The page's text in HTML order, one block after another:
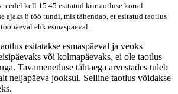
reedel kell 15.45 esitatud kiirtaotluse korral
ajaks 8 töö tundi, mis tähendab, et esitatud taotlus
ehk esmaspäeval.
esitatakse esmaspäeval ja veoks
või kolmapäevaks, ei ole taotlus
Tavamenetluse tähtaega arvestades tuleb
neljapäeva jooksul. Selline taotlus võidakse